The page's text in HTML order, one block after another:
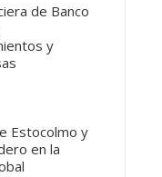
de Banco
y
Estocolmo y
en la